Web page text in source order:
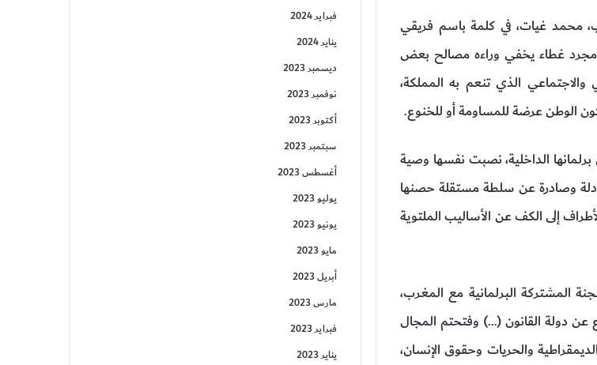
محمد غيات، في كلمة باسم فريقي
مجرد غطاء يخفي وراءه مصالح بعض
والاجتماعي الذي تنعم به المملكة،
الوطن عرضة للمساومة أو للخنوع.
الداخلية، نصبت نفسها وصية
وصادرة عن سلطة مستقلة حصنها
إلى الكف عن الأساليب الملتوية
المشتركة البرلمانية مع المغرب،
عن دولة القانون (…) وفتحتم المجال
والحريات وحقوق الإنسان،
فبراير 2024
يناير 2024
ديسمبر 2023
نوفمبر 2023
أكتوبر 2023
سبتمبر 2023
أغسطس 2023
يوليو 2023
يونيو 2023
مايو 2023
أبريل 2023
مارس 2023
فبراير 2023
يناير 2023